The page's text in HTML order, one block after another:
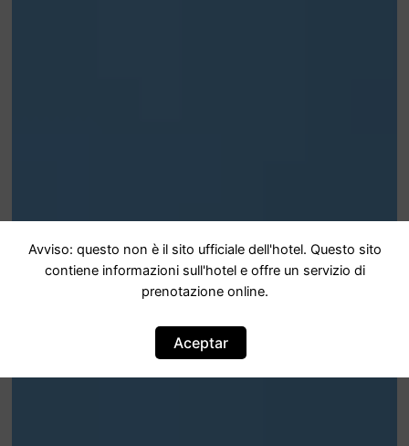
Avviso: questo non è il sito ufficiale dell'hotel. Questo sito
contiene informazioni sull'hotel e offre un servizio di
prenotazione online.
Aceptar